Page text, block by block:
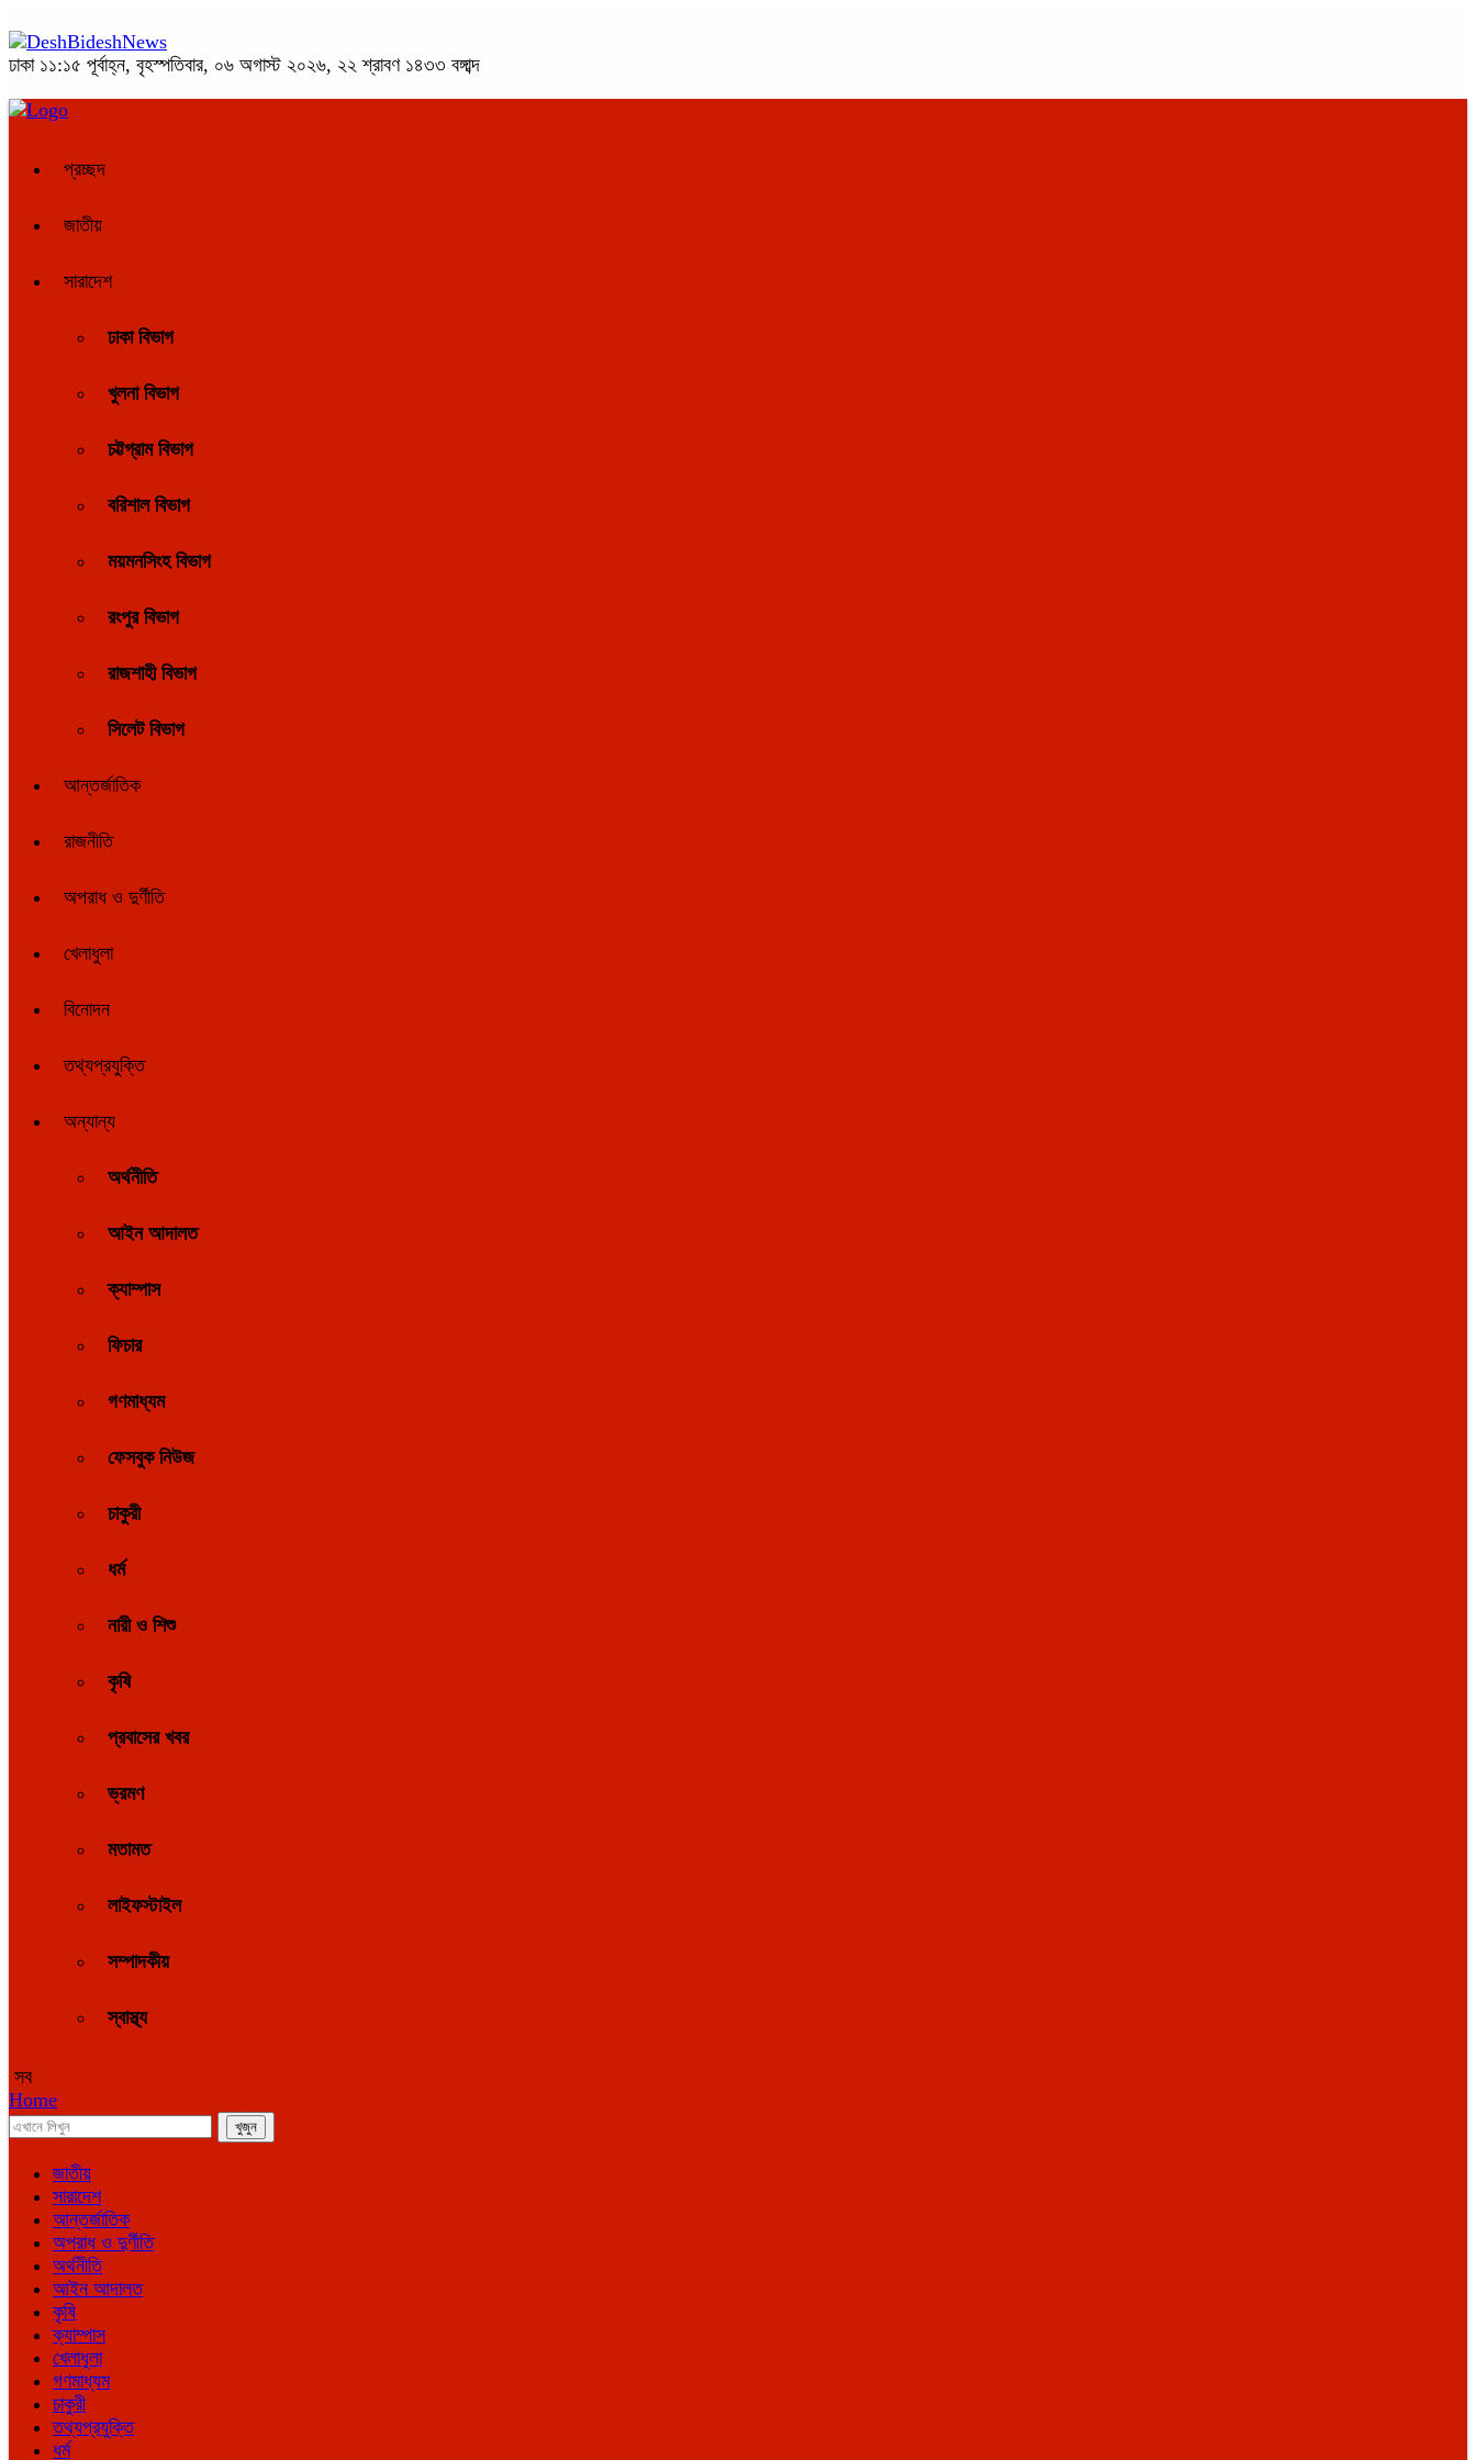
ঢাকা ১১:১৫ পূর্বাহ্ন, বৃহস্পতিবার, ০৬ অগাস্ট ২০২৬, ২২ শ্রাবণ ১৪৩৩ বঙ্গাব্দ
প্রচ্ছদ
জাতীয়
সারাদেশ
ঢাকা বিভাগ
খুলনা বিভাগ
চট্টগ্রাম বিভাগ
বরিশাল বিভাগ
ময়মনসিংহ বিভাগ
রংপুর বিভাগ
রাজশাহী বিভাগ
সিলেট বিভাগ
আন্তর্জাতিক
রাজনীতি
অপরাধ ও দুর্ণীতি
খেলাধুলা
বিনোদন
তথ্যপ্রযুক্তি
অন্যান্য
অর্থনীতি
আইন আদালত
ক্যাম্পাস
ফিচার
গণমাধ্যম
ফেসবুক নিউজ
চাকুরী
ধর্ম
নারী ও শিশু
কৃষি
প্রবাসের খবর
ভ্রমণ
মতামত
লাইফস্টাইল
সম্পাদকীয়
স্বাস্থ্য
সব
Home
জাতীয়
সারাদেশ
আন্তর্জাতিক
অপরাধ ও দুর্ণীতি
অর্থনীতি
আইন আদালত
কৃষি
ক্যাম্পাস
খেলাধুলা
গণমাধ্যম
চাকুরী
তথ্যপ্রযুক্তি
ধর্ম